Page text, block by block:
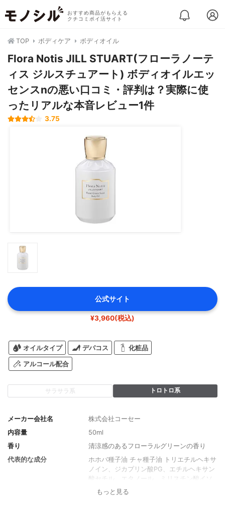
おすすめ商品がもらえる
クチコミポイ活サイト
TOP ボディケア ボディオイル
Flora Notis JILL STUART(フローラノーテ
ィス ジルスチュアート) ボディオイルエッ
センスnの悪い口コミ・評判は？実際に使
ったリアルな本音レビュー1件
3.75
公式サイト
¥3,960(税込)
オイルタイプ デパコス 化粧品
アルコール配合
サラサラ系 トロトロ系
メーカー会社名
株式会社コーセー
内容量
50ml
香り
清涼感のあるフローラルグリーンの香り
代表的な成分
ホホバ種子油 チャ種子油 トリエチルヘキサ
ノイン、ジカプリン酸PG、エチルヘキサン
酸セチル、エタノール、ミリスチン酸イソ
プロピル、香料、アンズ核油、ウイキョウ
もっと見る